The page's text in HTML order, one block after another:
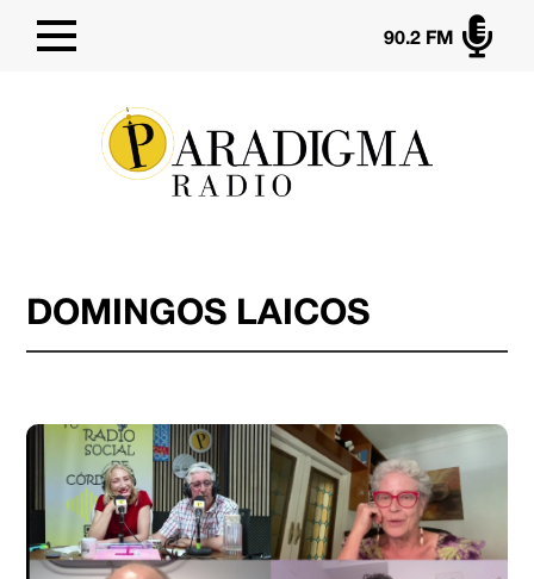

90.2 FM
DOMINGOS LAICOS